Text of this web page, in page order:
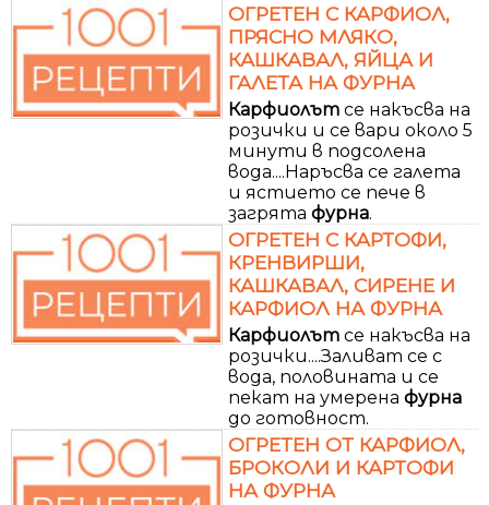
ОГРЕТЕН С КАРФИОЛ,
ПРЯСНО МЛЯКО,
КАШКАВАЛ, ЯЙЦА И
ГАЛЕТА НА ФУРНА
Карфиолът се накъсва на
розички и се вари около 5
минути в подсолена
вода....Наръсва се галета
и ястието се пече в
загрята фурна.
ОГРЕТЕН С КАРТОФИ,
КРЕНВИРШИ,
КАШКАВАЛ, СИРЕНЕ И
КАРФИОЛ НА ФУРНА
Карфиолът се накъсва на
розички....Заливат се с
вода, половината и се
пекат на умерена фурна
до готовност.
ОГРЕТЕН ОТ КАРФИОЛ,
БРОКОЛИ И КАРТОФИ
НА ФУРНА